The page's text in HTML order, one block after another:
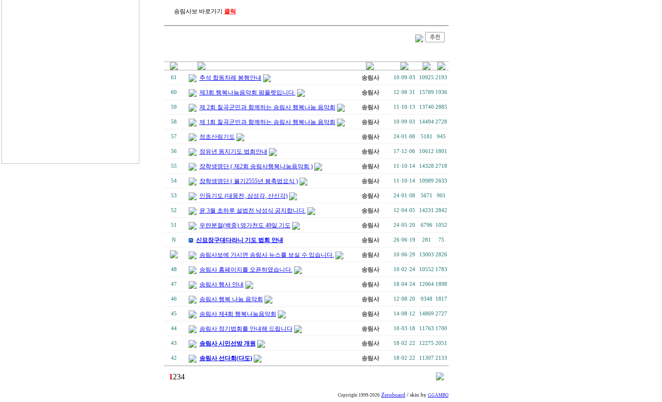
송림사보 바로가기 클릭
61 추석 합동차례 봉행안내 송림사 10·09·03 10925 2193
60 제3회 행복나눔음악회 팜플렛입니다. 송림사 12·08·31 15789 1936
59 제 2회 칠곡군민과 함께하는 송림사 행복나눔 음악회 송림사 11·10·13 13740 2885
58 제 1회 칠곡군민과 함께하는 송림사 행복나눔 음악회 송림사 10·09·03 14494 2728
57 정초산림기도 송림사 24·01·08 5181 945
56 정유년 동지기도 법회안내 송림사 17·12·06 10612 1801
55 장학생명단 ( 제2회 송림사행복나눔음악회 ) 송림사 11·10·14 14328 2718
54 장학생명단 ( 불기2555년 봉축법요식 ) 송림사 11·10·14 10989 2633
53 인등기도 (대웅전, 삼성각, 산신각) 송림사 24·01·08 5671 901
52 윤 3월 초하루 설법전 낙성식 공지합니다. 송림사 12·04·05 14231 2842
51 우란분절(백중) 영가천도 49일 기도 송림사 24·05·20 6796 1052
N 신묘장구대다라니 기도 법회 안내 송림사 26·06·19 281 75
송림사보에 가시면 송림사 뉴스를 보실 수 있습니다. 송림사 10·06·29 13003 2826
48 송림사 홈페이지를 오픈하였습니다. 송림사 10·02·24 10552 1783
47 송림사 행사 안내 송림사 18·04·24 12064 1898
46 송림사 행복 나눔 음악회 송림사 12·08·20 9348 1817
45 송림사 제4회 행복나눔음악회 송림사 14·08·12 14869 2727
44 송림사 정기법회를 안내해 드립니다 송림사 10·03·18 11763 1700
43 송림사 시민선방 개원 송림사 18·02·22 12275 2051
42 송림사 선다회(다도) 송림사 18·02·22 11307 2133
1234
Copyright 1999-2026 Zeroboard / skin by GGAMBO